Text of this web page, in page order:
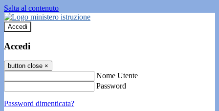
Salta al contenuto
Accedi
Accedi
button close ×
Nome Utente
Password
Password dimenticata?